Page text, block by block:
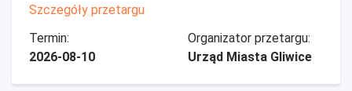
Szczegóły przetargu
Termin:
2026-08-10
Organizator przetargu:
Urząd Miasta Gliwice